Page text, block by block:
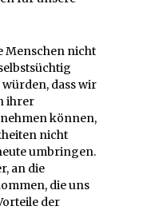
Menschen nicht
dass wir
ihrer
können,
nicht
umbringen.
an die
die uns
der